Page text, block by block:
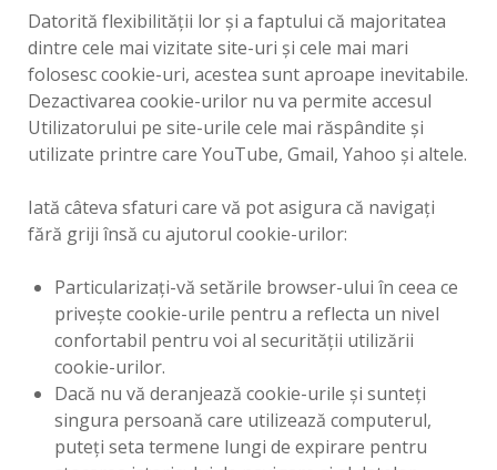
Datorită flexibilităţii lor şi a faptului că majoritatea
dintre cele mai vizitate site-uri şi cele mai mari
folosesc cookie-uri, acestea sunt aproape inevitabile.
Dezactivarea cookie-urilor nu va permite accesul
Utilizatorului pe site-urile cele mai răspândite şi
utilizate printre care YouTube, Gmail, Yahoo şi altele.
Iată câteva sfaturi care vă pot asigura că navigaţi
fără griji însă cu ajutorul cookie-urilor:
Particularizaţi-vă setările browser-ului în ceea ce
priveşte cookie-urile pentru a reflecta un nivel
confortabil pentru voi al securităţii utilizării
cookie-urilor.
Dacă nu vă deranjează cookie-urile şi sunteţi
singura persoană care utilizează computerul,
puteţi seta termene lungi de expirare pentru